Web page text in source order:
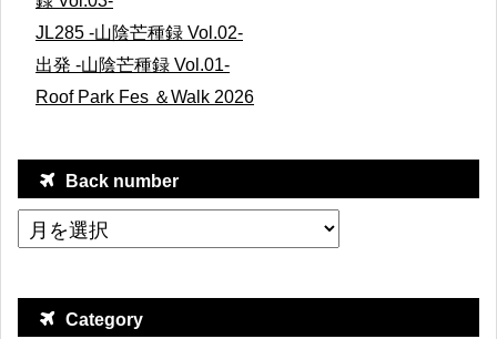
JL285 -山陰芒種録 Vol.02-
出発 -山陰芒種録 Vol.01-
Roof Park Fes ＆Walk 2026
Back number
Category